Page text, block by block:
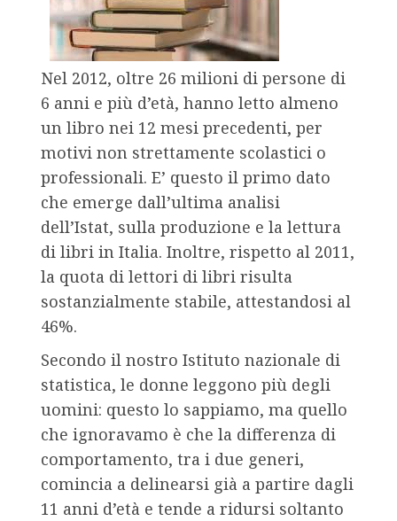
Nel 2012, oltre 26 milioni di persone di
6 anni e più d’età, hanno letto almeno
un libro nei 12 mesi precedenti, per
motivi non strettamente scolastici o
professionali. E’ questo il primo dato
che emerge dall’ultima analisi
dell’Istat, sulla produzione e la lettura
di libri in Italia. Inoltre, rispetto al 2011,
la quota di lettori di libri risulta
sostanzialmente stabile, attestandosi al
46%.
Secondo il nostro Istituto nazionale di
statistica, le donne leggono più degli
uomini: questo lo sappiamo, ma quello
che ignoravamo è che la differenza di
comportamento, tra i due generi,
comincia a delinearsi già a partire dagli
11 anni d’età e tende a ridursi soltanto